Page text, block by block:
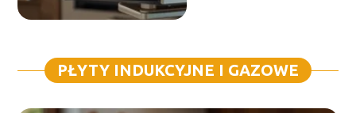
PŁYTY INDUKCYJNE I GAZOWE